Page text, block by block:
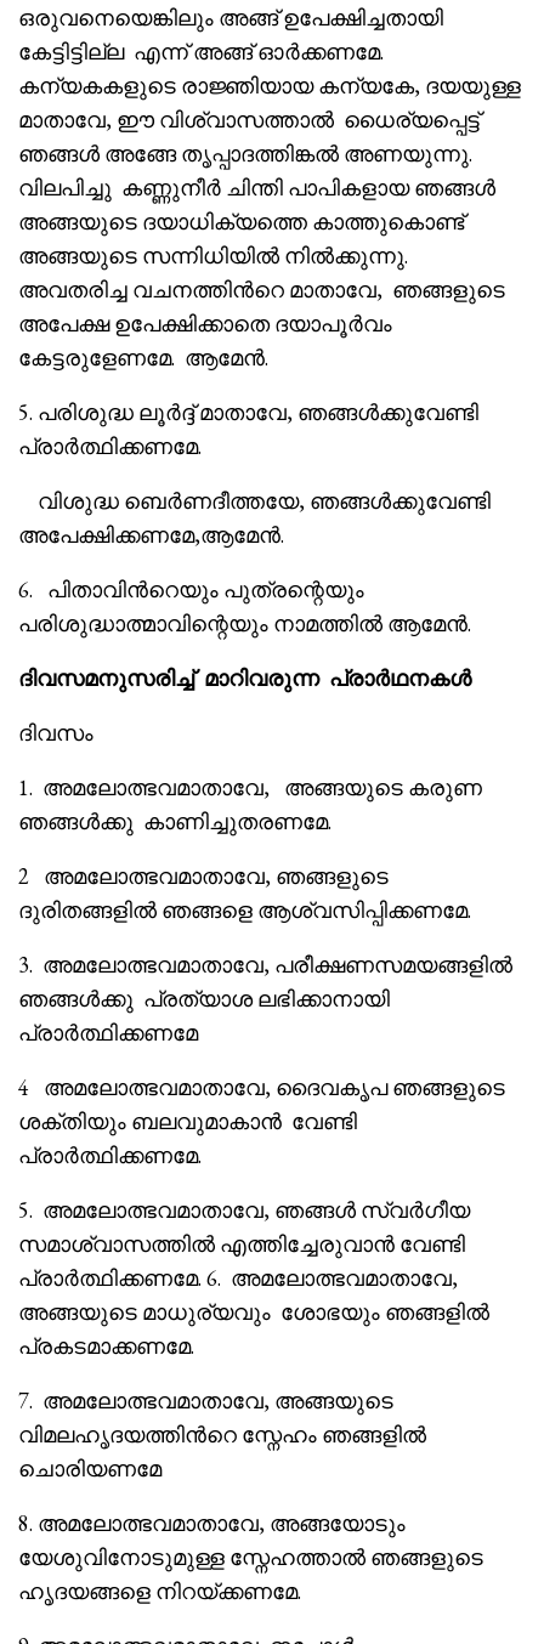
ഒരുവനെയെങ്കിലും അങ്ങ് ഉപേക്ഷിച്ചതായി
കേട്ടിട്ടില്ല എന്ന് അങ്ങ് ഓർക്കണമേ.
കന്യകകളുടെ രാജ്ഞിയായ കന്യകേ, ദയയുള്ള
മാതാവേ, ഈ വിശ്വാസത്താൽ ധൈര്യപ്പെട്ട്
ഞങ്ങൾ അങ്ങേ തൃപ്പാദത്തിങ്കൽ അണയുന്നു.
വിലപിച്ചു കണ്ണുനീർ ചിന്തി പാപികളായ ഞങ്ങൾ
അങ്ങയുടെ ദയാധിക്യത്തെ കാത്തുകൊണ്ട്
അങ്ങയുടെ സന്നിധിയിൽ നിൽക്കുന്നു.
അവതരിച്ച വചനത്തിൻറെ മാതാവേ, ഞങ്ങളുടെ
അപേക്ഷ ഉപേക്ഷിക്കാതെ ദയാപൂർവം
കേട്ടരുളേണമേ. ആമേൻ.
5. പരിശുദ്ധ ലൂർദ്ദ് മാതാവേ, ഞങ്ങൾക്കുവേണ്ടി
പ്രാർത്ഥിക്കണമേ.
വിശുദ്ധ ബെർണദീത്തയേ, ഞങ്ങൾക്കുവേണ്ടി
അപേക്ഷിക്കണമേ,ആമേൻ.
6. പിതാവിൻറെയും പുത്രന്റെയും
പരിശുദ്ധാത്മാവിന്റെയും നാമത്തിൽ ആമേൻ.
ദിവസമനുസരിച്ച് മാറിവരുന്ന പ്രാർഥനകൾ
ദിവസം
1. അമലോത്ഭവമാതാവേ, അങ്ങയുടെ കരുണ
ഞങ്ങൾക്കു കാണിച്ചുതരണമേ.
2 അമലോത്ഭവമാതാവേ, ഞങ്ങളുടെ
ദുരിതങ്ങളിൽ ഞങ്ങളെ ആശ്വസിപ്പിക്കണമേ.
3. അമലോത്ഭവമാതാവേ, പരീക്ഷണസമയങ്ങളിൽ
ഞങ്ങൾക്കു പ്രത്യാശ ലഭിക്കാനായി
പ്രാർത്ഥിക്കണമേ
4 അമലോത്ഭവമാതാവേ, ദൈവകൃപ ഞങ്ങളുടെ
ശക്തിയും ബലവുമാകാൻ വേണ്ടി
പ്രാർത്ഥിക്കണമേ.
5. അമലോത്ഭവമാതാവേ, ഞങ്ങൾ സ്വർഗീയ
സമാശ്വാസത്തിൽ എത്തിച്ചേരുവാൻ വേണ്ടി
പ്രാർത്ഥിക്കണമേ. 6. അമലോത്ഭവമാതാവേ,
അങ്ങയുടെ മാധുര്യവും ശോഭയും ഞങ്ങളിൽ
പ്രകടമാക്കണമേ.
7. അമലോത്ഭവമാതാവേ, അങ്ങയുടെ
വിമലഹൃദയത്തിൻറെ സ്നേഹം ഞങ്ങളിൽ
ചൊരിയണമേ
8. അമലോത്ഭവമാതാവേ, അങ്ങയോടും
യേശുവിനോടുമുള്ള സ്നേഹത്താൽ ഞങ്ങളുടെ
ഹൃദയങ്ങളെ നിറയ്ക്കണമേ.